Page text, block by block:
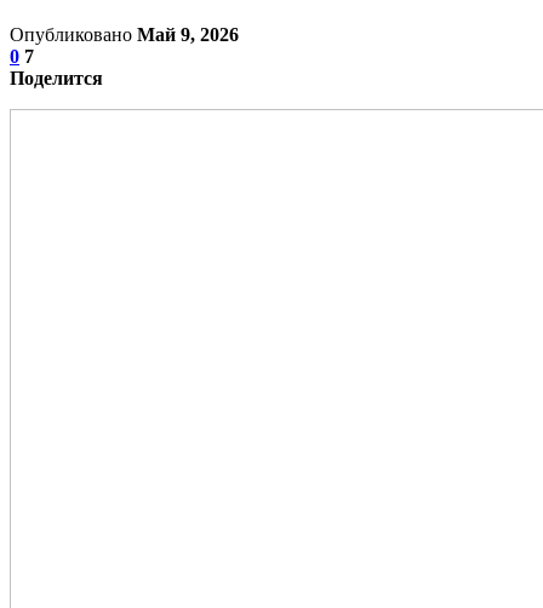
Опубликовано Май 9, 2026
0 7
Поделится